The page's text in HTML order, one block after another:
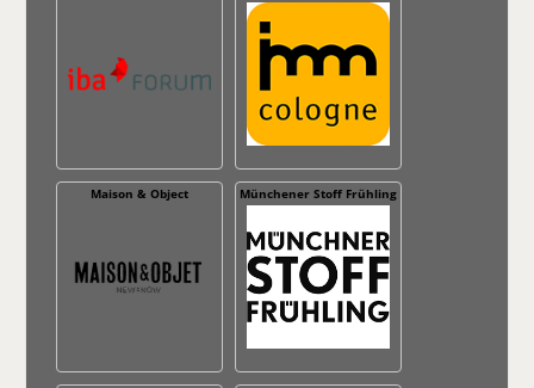
Maison & Object Münchener Stoff Frühling